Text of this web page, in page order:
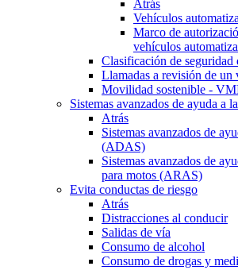
Atrás
Vehículos
Marco de
vehículos
Clasificación de seguridad
Llamadas a revisión de un
Movilidad sostenible -
Sistemas avanzados de ayuda a
Atrás
Sistemas avanzados de
(ADAS)
Sistemas avanzados de
para motos (ARAS)
Evita conductas de riesgo
Atrás
Distracciones al conducir
Salidas de vía
Consumo de alcohol
Consumo de drogas y